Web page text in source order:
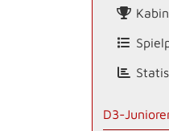
D3-